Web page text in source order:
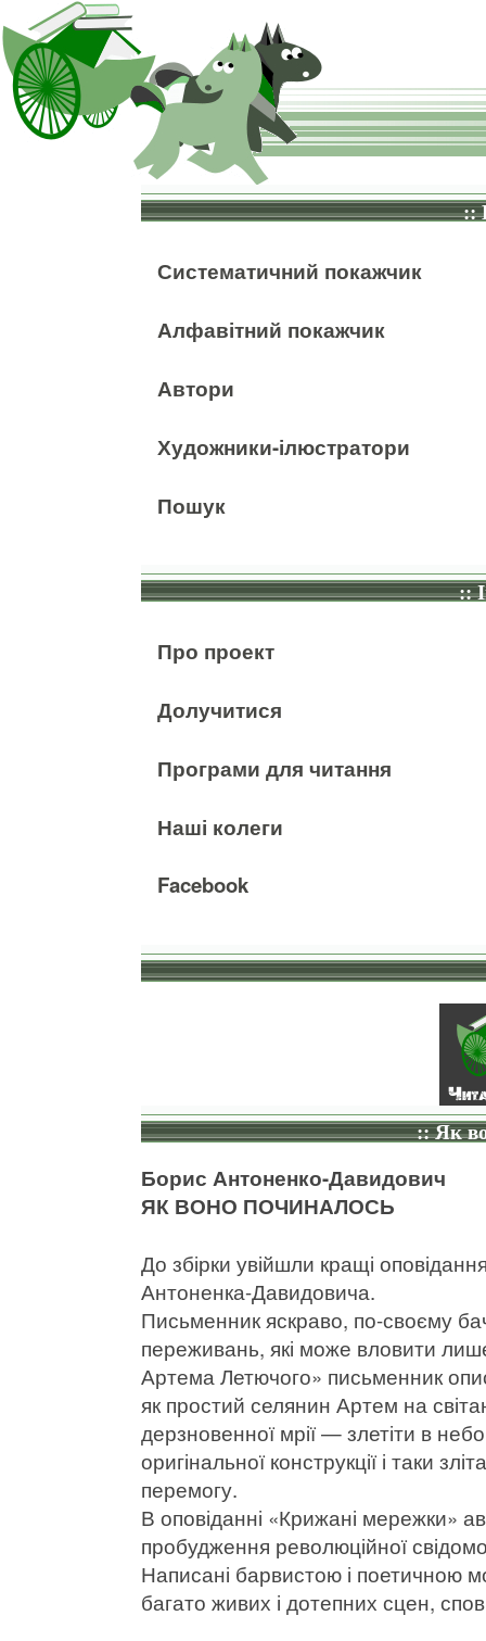
::
Систематичний покажчик
Алфавітний покажчик
Автори
Художники-ілюстратори
Пошук
::
Про проект
Долучитися
Програми для читання
Наші колеги
Facebook
:: Як
Борис Антоненко-Давидович
ЯК ВОНО ПОЧИНАЛОСЬ
До збірки увійшли кращі
Антоненка-Давидовича.
Письменник яскраво, по-своєму
переживань, які може вловити
Артема Летючого» письменник
як простий селянин Артем на
дерзновенної мрії — злетіти в
оригінальної конструкції і таки
перемогу.
В оповіданні «Крижані мережки»
пробудження революційної
Написані барвистою і поетичною
багато живих і дотепних сцен,